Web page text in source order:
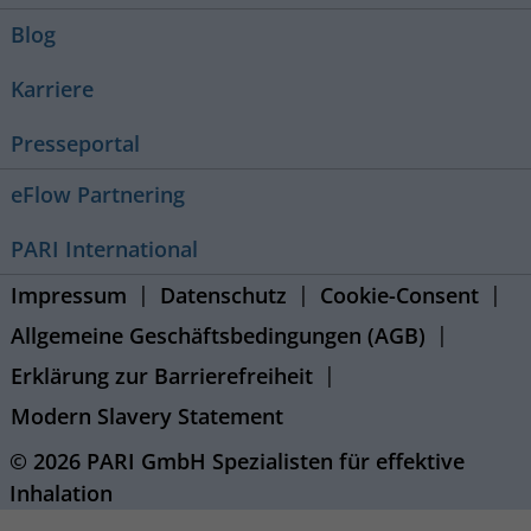
Blog
Karriere
Presseportal
eFlow Partnering
PARI International
Impressum
Datenschutz
Cookie-Consent
Allgemeine Geschäftsbedingungen (AGB)
Erklärung zur Barrierefreiheit
Modern Slavery Statement
© 2026 PARI GmbH Spezialisten für effektive
Inhalation